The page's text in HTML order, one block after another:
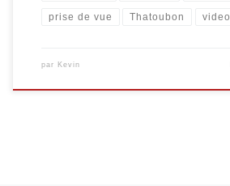
prise de vue Thatoubon video
par Kevin